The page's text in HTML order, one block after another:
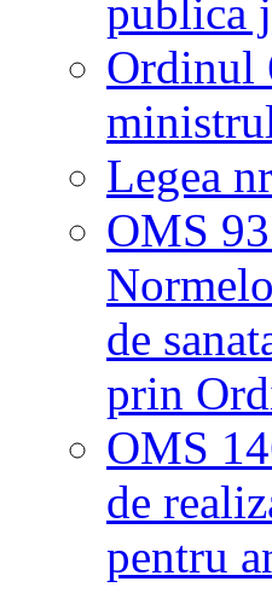
publica
Ordinul
Legea
OMS
de
prin
OMS
de
pentru